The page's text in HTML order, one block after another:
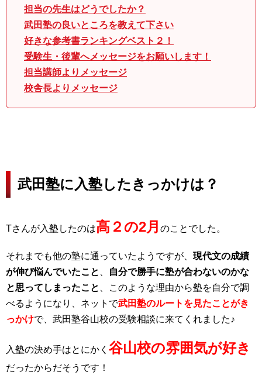
担当の先生はどうでしたか？
武田塾の良いところを教えて下さい
好きな参考書ランキングベスト２！
受験生・後輩へメッセージをお願いします！
担当講師よりメッセージ
校舎長よりメッセージ
武田塾に入塾したきっかけは？
Tさんが入塾したのは高２の2月 のことでした。
それまでも他の塾に通っていたようですが、 現代文の成績
が伸び悩んでいたこと 、
自分で勝手に塾が合わないのかな
と思ってしまったこと 、このような理由から塾を自分で調
べるようになり、ネットで武田塾のルートを見たことがき
っかけで、武田塾谷山校の受験相談に来てくれました♪
入塾の決め手はとにかく 谷山校の雰囲気が好き
だったからだそうです！